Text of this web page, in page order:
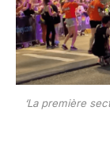
‘La première